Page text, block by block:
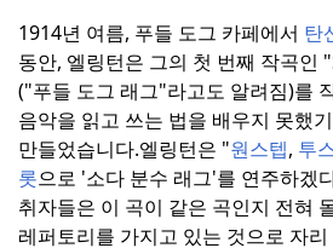
1914년 여름, 푸들 도그 카페에서 탄
동안, 엘링턴은 그의 첫 번째 작곡인
("푸들 도그 래그"라고도 알려짐)를
음악을 읽고 쓰는 법을 배우지 못했
만들었습니다.엘링턴은 "원스텝, 투
롯으로 '소다 분수 래그'를 연주하겠
취자들은 이 곡이 같은 곡인지 전혀
레퍼토리를 가지고 있는 것으로 자